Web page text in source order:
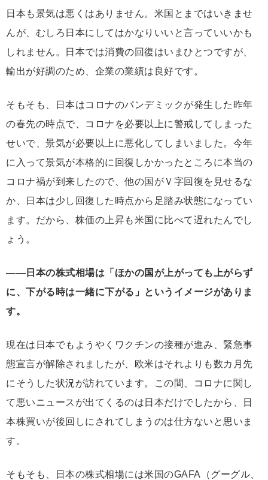
日本も景気は悪くはありません。米国とまではいきませ
んが、むしろ日本にしてはかなりいいと言っていいかも
しれません。日本では消費の回復はいまひとつですが、
輸出が好調のため、企業の業績は良好です。
そもそも、日本はコロナのパンデミックが発生した昨年
の春先の時点で、コロナを必要以上に警戒してしまった
せいで、景気が必要以上に悪化してしまいました。今年
に入って景気が本格的に回復しかかったところに本当の
コロナ禍が到来したので、他の国がＶ字回復を見せるな
か、日本は少し回復した時点から足踏み状態になってい
ます。だから、株価の上昇も米国に比べて遅れたんでし
ょう。
――日本の株式相場は「ほかの国が上がっても上がらず
に、下がる時は一緒に下がる」というイメージがありま
す。
現在は日本でもようやくワクチンの接種が進み、緊急事
態宣言が解除されましたが、欧米はそれよりも数カ月先
にそうした状況が訪れています。この間、コロナに関し
て悪いニュースが出てくるのは日本だけでしたから、日
本株買いが後回しにされてしまうのは仕方ないと思いま
す。
そもそも、日本の株式相場には米国のGAFA（グーグル、